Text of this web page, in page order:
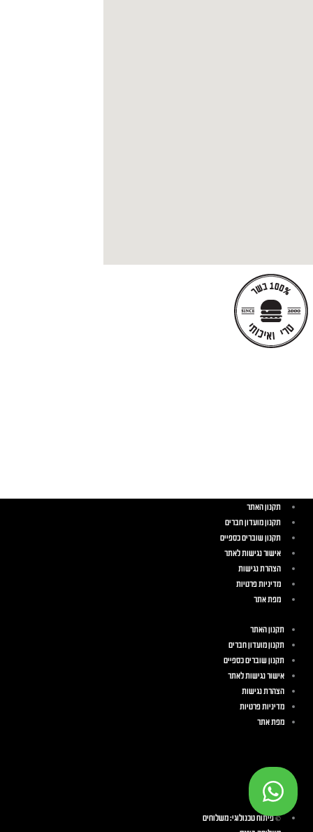
תקנון האתר
תקנון מועדון חברים
תקנון שוברים כספיים
אישור נגישות לאתר
הצהרת נגישות
מדיניות פרטיות
מפת אתר
תקנון האתר
תקנון מועדון חברים
תקנון שוברים כספיים
אישור נגישות לאתר
הצהרת נגישות
מדיניות פרטיות
מפת אתר
© פיתוח טכנולוגי: משלוחים